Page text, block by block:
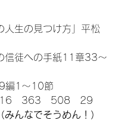
人生の見つけ方」平松
信徒への手紙11章33〜
編1〜10節
　363　508　29
んなでそうめん！）